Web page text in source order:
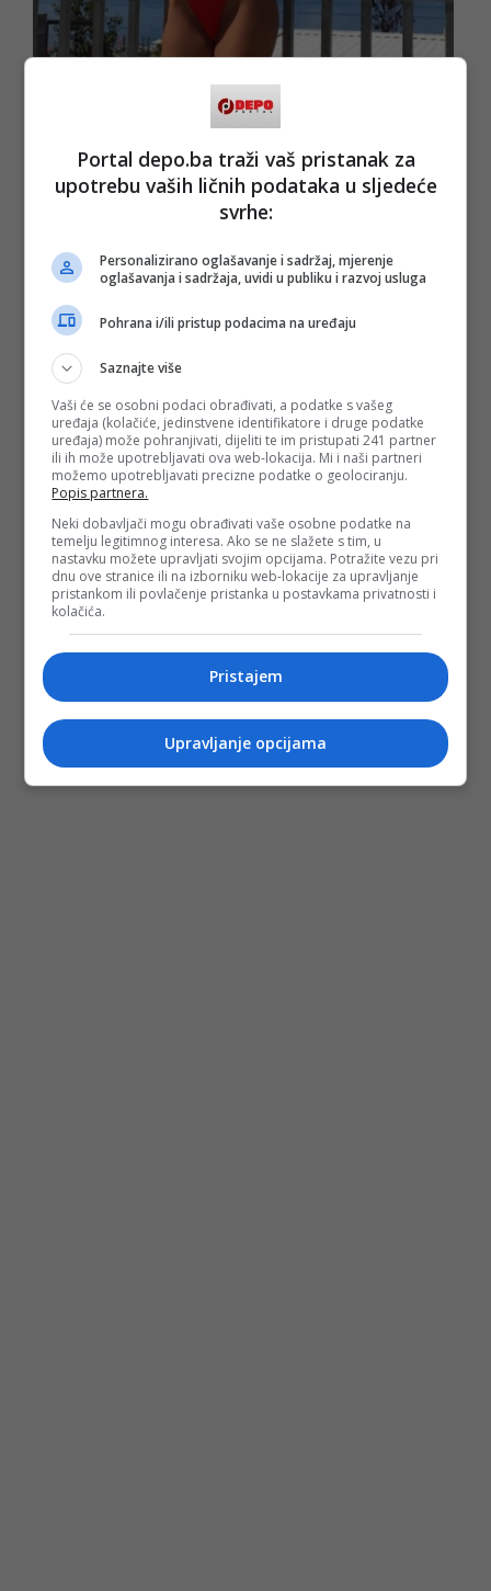
Hana je ovih dana proslavila još jednu godišnjicu sretnog
braka, a sudeći po fotografijama, u bračnoj idili i dalje uživa.
(DEPO PORTAL/BLIN MAGAZIN/ad)
PODIJELI NA
Depo.bapratite putem društvenih mrežaTwitteriFacebook
Portal depo.ba traži vaš pristanak za
upotrebu vaših ličnih podataka u sljedeće
svrhe:
Personalizirano oglašavanje i sadržaj, mjerenje
oglašavanja i sadržaja, uvidi u publiku i razvoj usluga
Pohrana i/ili pristup podacima na uređaju
Saznajte više
Vaši će se osobni podaci obrađivati, a podatke s vašeg
uređaja (kolačiće, jedinstvene identifikatore i druge podatke
uređaja) može pohranjivati, dijeliti te im pristupati 241 partner
ili ih može upotrebljavati ova web-lokacija. Mi i naši partneri
možemo upotrebljavati precizne podatke o geolociranju.
Popis partnera.
Neki dobavljači mogu obrađivati vaše osobne podatke na
temelju legitimnog interesa. Ako se ne slažete s tim, u
nastavku možete upravljati svojim opcijama. Potražite vezu pri
dnu ove stranice ili na izborniku web-lokacije za upravljanje
pristankom ili povlačenje pristanka u postavkama privatnosti i
kolačića.
Pristajem
Upravljanje opcijama